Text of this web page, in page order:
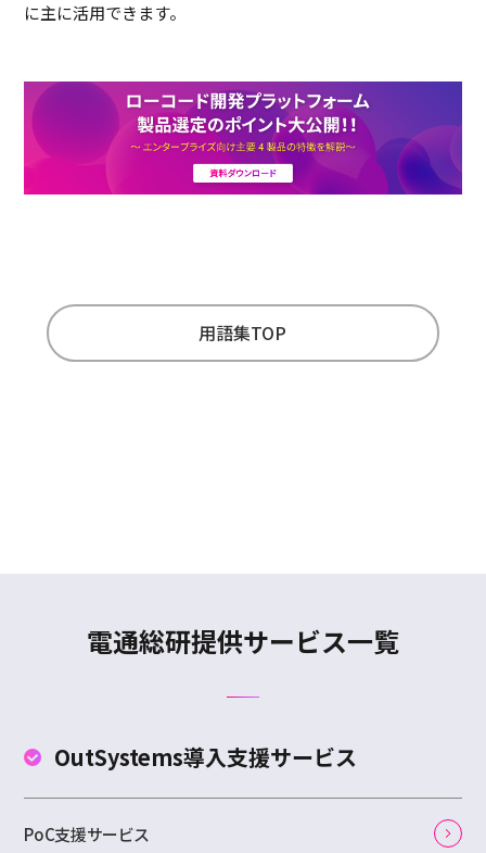
に主に活用できます。
用語集TOP
電通総研提供サービス一覧
OutSystems導入支援サービス
PoC支援サービス